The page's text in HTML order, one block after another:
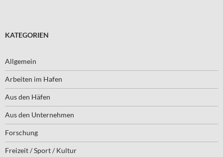
KATEGORIEN
Allgemein
Arbeiten im Hafen
Aus den Häfen
Aus den Unternehmen
Forschung
Freizeit / Sport / Kultur